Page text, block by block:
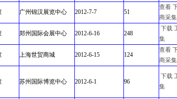
广州锦汉展览中心 2012-7-7 51
查看
商采集
郑州国际会展中心 2012-6-16 248
下载
集
上海世贸商城 2012-6-15 124
查看
商采集
苏州国际博览中心 2012-6-1 96
下载
集